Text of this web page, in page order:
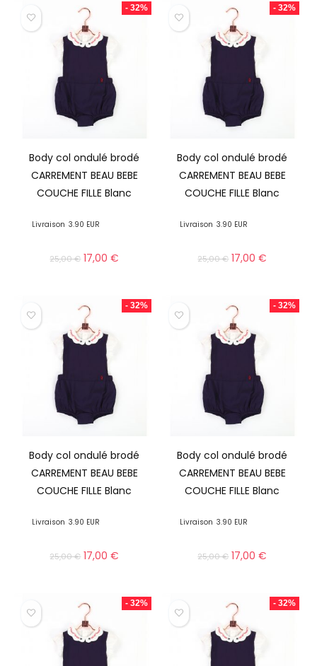
- 32%
Body col ondulé brodé
CARREMENT BEAU BEBE
COUCHE FILLE Blanc
Livraison 3.90 EUR
25,00€ 17,00€
- 32%
Body col ondulé brodé
CARREMENT BEAU BEBE
COUCHE FILLE Blanc
Livraison 3.90 EUR
25,00€ 17,00€
- 32%
Body col ondulé brodé
CARREMENT BEAU BEBE
COUCHE FILLE Blanc
Livraison 3.90 EUR
25,00€ 17,00€
- 32%
Body col ondulé brodé
CARREMENT BEAU BEBE
COUCHE FILLE Blanc
Livraison 3.90 EUR
25,00€ 17,00€
- 32% - 32%